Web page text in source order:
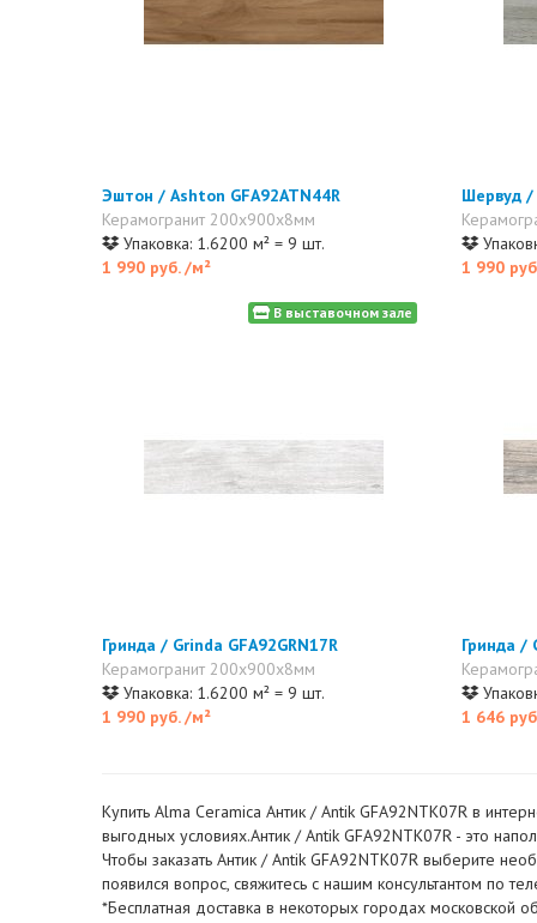
Эштон / Ashton GFA92ATN44R
Керамогранит 200x900x8мм
Упаковка: 1.6200 м² = 9 шт.
1 990 руб./м²
Шервуд /
1 990
В выставочном зале
Гринда / Grinda GFA92GRN17R
Керамогранит 200x900x8мм
Упаковка: 1.6200 м² = 9 шт.
1 990 руб./м²
Гринда /
1 646
Купить Alma Ceramica Антик / Antik GFA92NTK07R в
выгодных условиях.Антик / Antik GFA92NTK07R - это
Чтобы заказать Антик / Antik GFA92NTK07R выберите
появился вопрос, свяжитесь с нашим консультантом по
*Бесплатная доставка в некоторых городах московской